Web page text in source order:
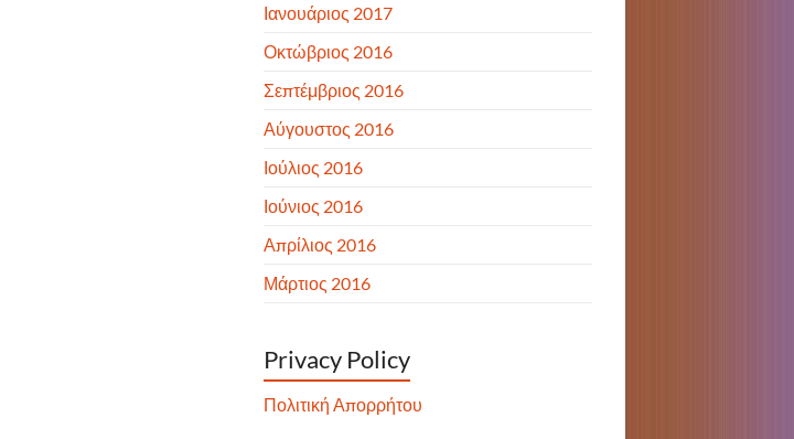
Ιανουάριος 2017
Οκτώβριος 2016
Σεπτέμβριος 2016
Αύγουστος 2016
Ιούλιος 2016
Ιούνιος 2016
Απρίλιος 2016
Μάρτιος 2016
Privacy Policy
Πολιτική Απορρήτου